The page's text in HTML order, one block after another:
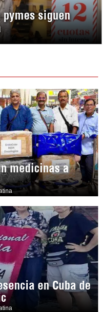
pymes siguen
medicinas a
en Cuba de